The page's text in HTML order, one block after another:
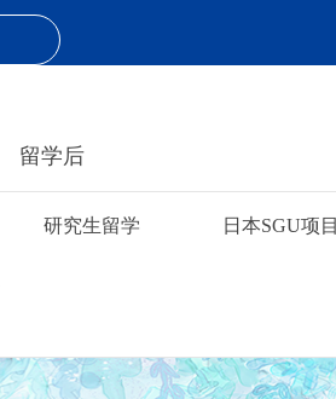
留学后
研究生留学 日本SGU项目